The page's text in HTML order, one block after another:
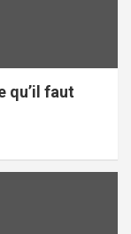
qu’il faut